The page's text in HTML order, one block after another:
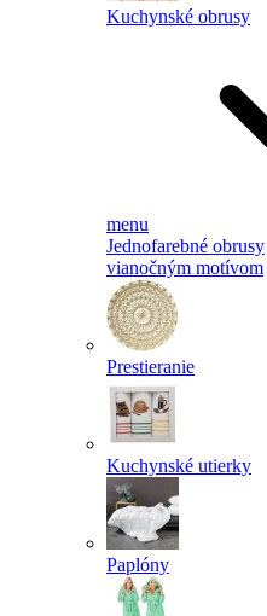
Kuchynské obrusy
menu
Jednofarebné obrusy
vianočným motívom
Prestieranie
Kuchynské utierky
Paplóny